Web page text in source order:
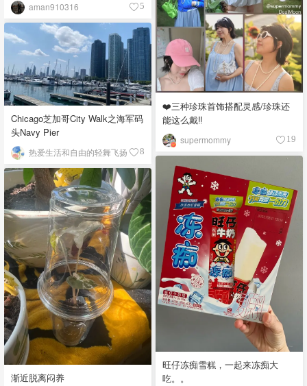
aman910316 5
❤️三种珍珠首饰搭配灵感/珍珠还
能这么戴‼️
supermommy 19
Chicago芝加哥City Walk之海军码
头Navy Pier
热爱生活和自由的轻舞飞扬 8
旺仔冻痴雪糕，一起来冻痴大
吃。。
渐近脱离闷养